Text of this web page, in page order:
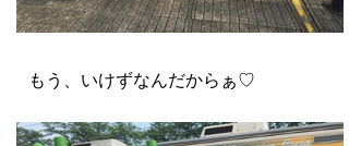
もう、いけずなんだからぁ♡